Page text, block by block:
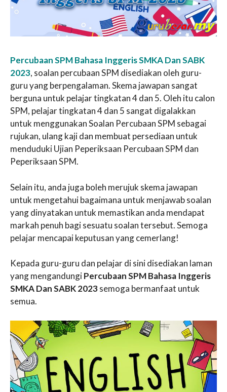
Percubaan SPM Bahasa Inggeris SMKA Dan SABK
2023, soalan percubaan SPM disediakan oleh guru-
guru yang berpengalaman. Skema jawapan sangat
berguna untuk pelajar tingkatan 4 dan 5. Oleh itu calon
SPM, pelajar tingkatan 4 dan 5 sangat digalakkan
untuk menggunakan Soalan Percubaan SPM sebagai
rujukan, ulang kaji dan membuat persediaan untuk
menduduki Ujian Peperiksaan Percubaan SPM dan
Peperiksaan SPM.
Selain itu, anda juga boleh merujuk skema jawapan
untuk mengetahui bagaimana untuk menjawab soalan
yang dinyatakan untuk memastikan anda mendapat
markah penuh bagi sesuatu soalan tersebut. Semoga
pelajar mencapai keputusan yang cemerlang!
Kepada guru-guru dan pelajar di sini disediakan laman
yang mengandungiPercubaan SPM Bahasa Inggeris
SMKA Dan SABK 2023semoga bermanfaat untuk
semua.